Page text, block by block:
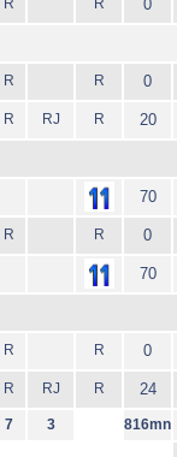
R R 0
R R 0
R RJ R 20
70
R R 0
70
R R 0
R RJ R 24
7 3 816mn